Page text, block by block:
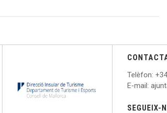
Telèfon: +
E-mail:
SEGUEIX-